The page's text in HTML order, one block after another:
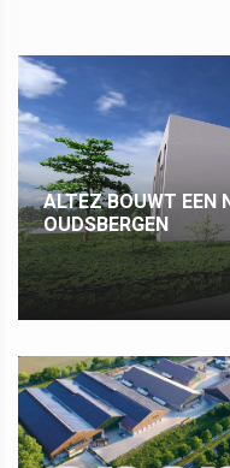
ALTEZ BOUWT EEN
OUDSBERGEN